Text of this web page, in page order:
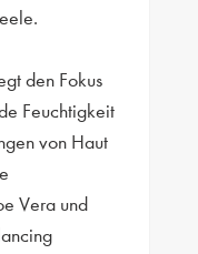
den Fokus
Feuchtigkeit
von Haut
Vera und